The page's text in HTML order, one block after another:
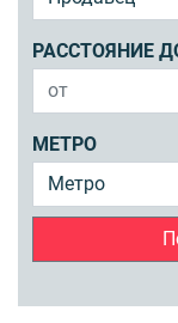
РАССТОЯНИЕ
МЕТРО